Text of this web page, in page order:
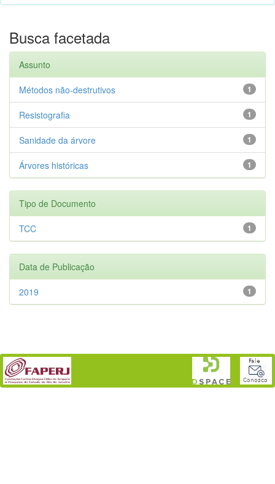
Busca facetada
Assunto
1
Métodos não-destrutivos
1
Resistografia
1
Sanidade da árvore
1
Árvores históricas
Tipo de Documento
1
TCC
Data de Publicação
1
2019